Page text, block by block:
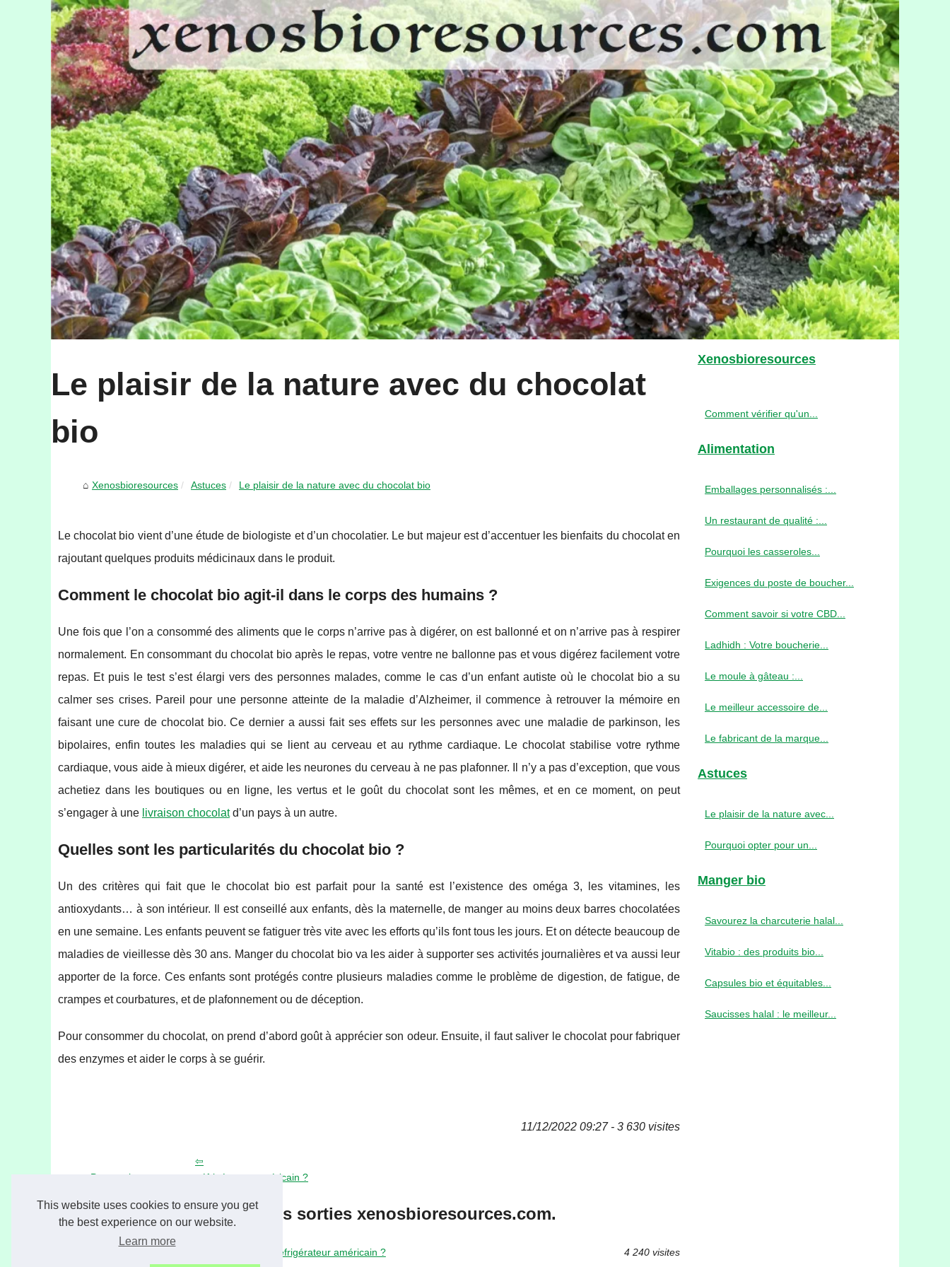
This website uses cookies to ensure you get
the best experience on our website.
Learn more
Le plaisir de la nature avec du chocolat
bio
Xenosbioresources Astuces Le plaisir de la nature avec du chocolat bio
Le chocolat bio vient d’une étude de biologiste et d’un chocolatier. Le but majeur est d’accentuer les bienfaits du chocolat en
rajoutant quelques produits médicinaux dans le produit.
Comment le chocolat bio agit-il dans le corps des humains ?
Une fois que l’on a consommé des aliments que le corps n’arrive pas à digérer, on est ballonné et on n’arrive pas à respirer
normalement. En consommant du chocolat bio après le repas, votre ventre ne ballonne pas et vous digérez facilement votre
repas. Et puis le test s’est élargi vers des personnes malades, comme le cas d’un enfant autiste où le chocolat bio a su
calmer ses crises. Pareil pour une personne atteinte de la maladie d’Alzheimer, il commence à retrouver la mémoire en
faisant une cure de chocolat bio. Ce dernier a aussi fait ses effets sur les personnes avec une maladie de parkinson, les
bipolaires, enfin toutes les maladies qui se lient au cerveau et au rythme cardiaque. Le chocolat stabilise votre rythme
cardiaque, vous aide à mieux digérer, et aide les neurones du cerveau à ne pas plafonner. Il n’y a pas d’exception, que vous
achetiez dans les boutiques ou en ligne, les vertus et le goût du chocolat sont les mêmes, et en ce moment, on peut
s’engager à une livraison chocolatd’un pays à un autre.
Quelles sont les particularités du chocolat bio ?
Un des critères qui fait que le chocolat bio est parfait pour la santé est l’existence des oméga 3, les vitamines, les
antioxydants… à son intérieur. Il est conseillé aux enfants, dès la maternelle, de manger au moins deux barres chocolatées
en une semaine. Les enfants peuvent se fatiguer très vite avec les efforts qu’ils font tous les jours. Et on détecte beaucoup de
maladies de vieillesse dès 30 ans. Manger du chocolat bio va les aider à supporter ses activités journalières et va aussi leur
apporter de la force. Ces enfants sont protégés contre plusieurs maladies comme le problème de digestion, de fatigue, de
crampes et courbatures, et de plafonnement ou de déception.
Pour consommer du chocolat, on prend d’abord goût à apprécier son odeur. Ensuite, il faut saliver le chocolat pour fabriquer
des enzymes et aider le corps à se guérir.
11/12/2022 09:27 - 3 630 visites
Pourquoi opter pour un réfrigérateur américain ?
Les dernières sorties xenosbioresources.com.
Pourquoi opter pour un réfrigérateur américain ? 4 240 visites
Xenosbioresources
Comment vérifier qu'un...
Alimentation
Emballages personnalisés :...
Un restaurant de qualité :...
Pourquoi les casseroles...
Exigences du poste de boucher...
Comment savoir si votre CBD...
Ladhidh : Votre boucherie...
Le moule à gâteau :...
Le meilleur accessoire de...
Le fabricant de la marque...
Astuces
Le plaisir de la nature avec...
Pourquoi opter pour un...
Manger bio
Savourez la charcuterie halal...
Vitabio : des produits bio...
Capsules bio et équitables...
Saucisses halal : le meilleur...